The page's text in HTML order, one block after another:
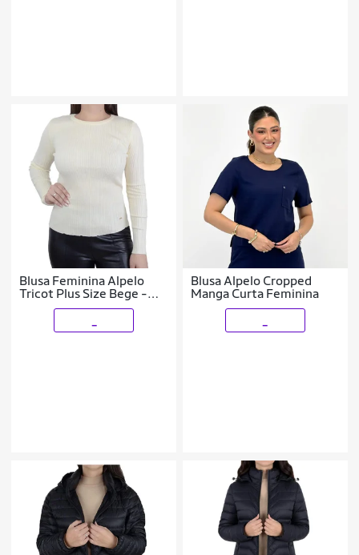
Blusa Feminina Alpelo
Tricot Plus Size Bege -
1090058
Blusa Alpelo Cropped
Manga Curta Feminina